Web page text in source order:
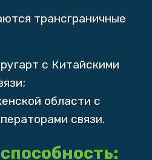
трансграничные
с Китайскими
области с
связи.